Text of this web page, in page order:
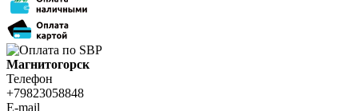
Магнитогорск
Телефон
+79823058848
E-mail